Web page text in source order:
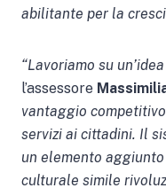
abilitante per la
“Lavoriamo su
l’assessore
vantaggio
servizi ai cittadini. Il
un elemento
culturale simile